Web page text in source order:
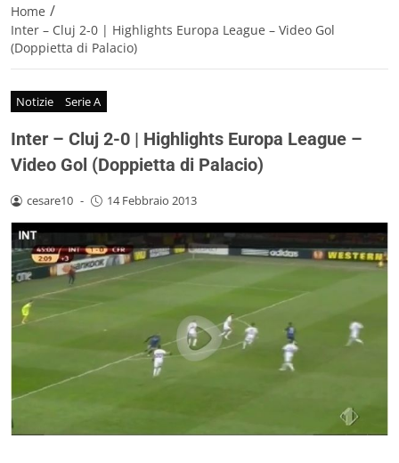
Home /
Inter – Cluj 2-0 | Highlights Europa League – Video Gol
(Doppietta di Palacio)
Notizie Serie A
Inter – Cluj 2-0 | Highlights Europa League –
Video Gol (Doppietta di Palacio)
cesare10 - 14 Febbraio 2013